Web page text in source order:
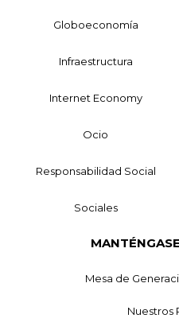
Globoeconomía
Infraestructura
Internet Economy
Ocio
Responsabilidad Social
Sociales
Mesa de
Nuestros